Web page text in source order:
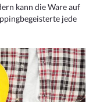
kann die Ware auf
jede